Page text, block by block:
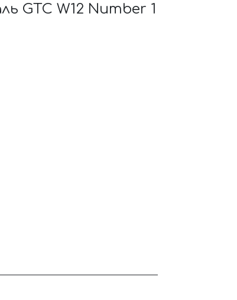
W12 Number 1